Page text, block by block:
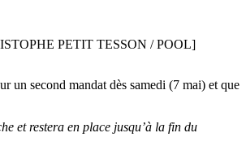
PETIT TESSON / POOL]
un second mandat dès samedi (7 mai) et que
et restera en place jusqu’à la fin du